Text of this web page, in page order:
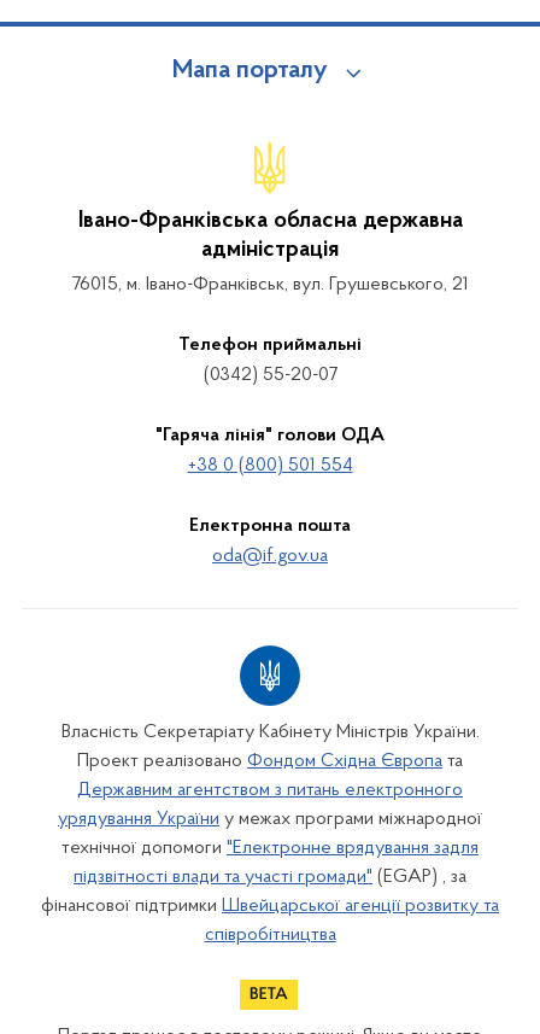
Мапа порталу
Івано-Франківська обласна державна
адміністрація
76015, м. Івано-Франківськ, вул. Грушевського, 21
Телефон приймальні
(0342) 55-20-07
"Гаряча лінія" голови ОДА
+38 0 (800) 501 554
Електронна пошта
oda@if.gov.ua
Власність Секретаріату Кабінету Міністрів України.
Проект реалізовано Фондом Східна Європа та
Державним агентством з питань електронного
урядування України у межах програми міжнародної
технічної допомоги "Електронне врядування задля
підзвітності влади та участі громади" (EGAP) , за
фінансової підтримки Швейцарської агенції розвитку та
співробітництва